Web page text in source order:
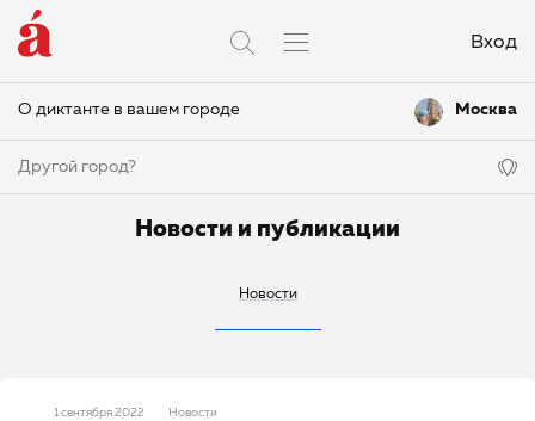
Вход
О диктанте в вашем городе Москва
Другой город?
Новости и публикации
Новости
1 сентября 2022 Новости